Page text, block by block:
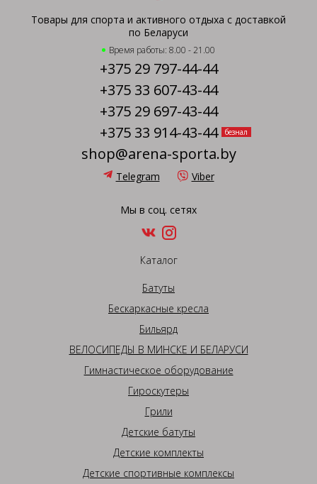
Товары для спорта и активного отдыха с доставкой
по Беларуси
Время работы: 8.00 - 21.00
+375 29 797-44-44
+375 33 607-43-44
+375 29 697-43-44
+375 33 914-43-44
безнал
shop@arena-sporta.by
Telegram Viber
Мы в соц. сетях
Каталог
Батуты
Бескаркасные кресла
Бильярд
ВЕЛОСИПЕДЫ В МИНСКЕ И БЕЛАРУСИ
Гимнастическое оборудование
Гироскутеры
Грили
Детские батуты
Детские комплекты
Детские спортивные комплексы